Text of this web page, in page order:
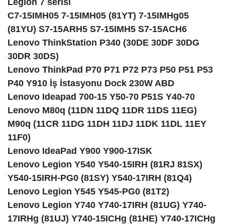
C7-15IMH05 7-15IMH05 (81YT) 7-15IMHg05
(81YU) S7-15ARH5 S7-15IMH5 S7-15ACH6
Lenovo ThinkStation P340 (30DE 30DF 30DG
30DR 30DS)
Lenovo ThinkPad P70 P71 P72 P73 P50 P51 P53
P40 Y910 İş İstasyonu Dock 230W ABD
Lenovo Ideapad 700-15 Y50-70 P51S Y40-70
Lenovo M80q (11DN 11DQ 11DR 11DS 11EG)
M90q (11CR 11DG 11DH 11DJ 11DK 11DL 11EY
11F0)
Lenovo IdeaPad Y900 Y900-17ISK
Lenovo Legion Y540 Y540-15IRH (81RJ 81SX)
Y540-15IRH-PG0 (81SY) Y540-17IRH (81Q4)
Lenovo Legion Y545 Y545-PG0 (81T2)
Lenovo Legion Y740 Y740-17IRH (81UG) Y740-
17IRHg (81UJ) Y740-15ICHg (81HE) Y740-17ICHg